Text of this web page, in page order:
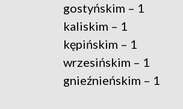
gostyńskim – 1
kaliskim – 1
kępińskim – 1
wrzesińskim – 1
gnieźnieńskim – 1